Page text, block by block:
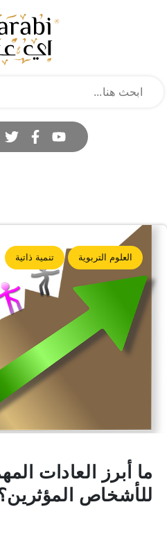
العلوم التربوية تنمية ذاتية
ما أبرز العادات
للأشخاص